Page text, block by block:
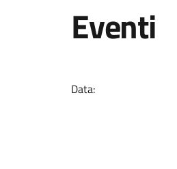
Eventi
Data: